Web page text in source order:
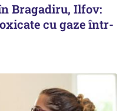
Bragadiru, Ilfov:
cu gaze într-